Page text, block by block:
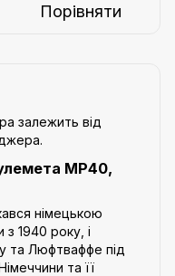
Порівняти
залежить від
MP40,
німецькою
1940 року, і
та Люфтваффе під
та її